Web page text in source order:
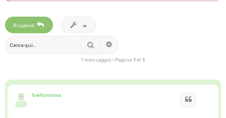
Rispondi
Cerca
1 messaggio • Pagina 1 di 1
belloncino